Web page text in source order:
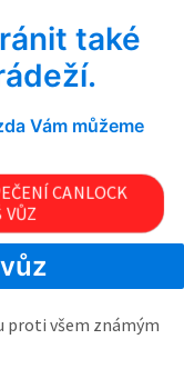
také
Vám můžeme
CANLOCK
VŮZ
proti všem známým